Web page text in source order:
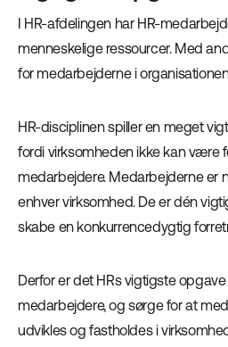
I HR-afdelingen har HR-
menneskelige ressourcer. Med
for medarbejderne i
HR-disciplinen spiller en meget
fordi virksomheden ikke kan være
medarbejdere. Medarbejderne er
enhver virksomhed. De er dén
skabe en konkurrencedygtig
Derfor er det HRs vigtigste
medarbejdere, og sørge for at
udvikles og fastholdes i